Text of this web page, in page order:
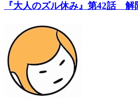
『大人のズル休み』第42話 解